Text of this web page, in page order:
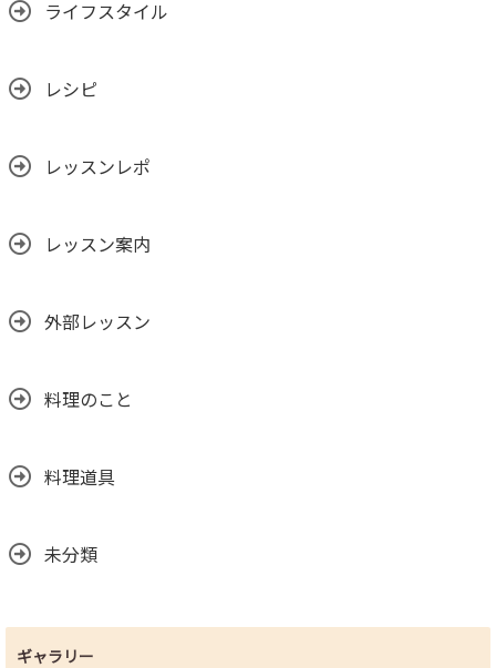
ライフスタイル
レシピ
レッスンレポ
レッスン案内
外部レッスン
料理のこと
料理道具
未分類
ギャラリー